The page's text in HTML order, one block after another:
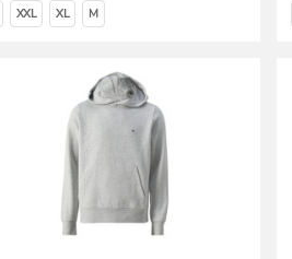
XXL XL M